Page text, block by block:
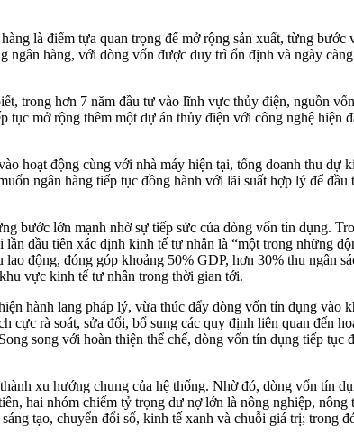
là điểm tựa quan trọng để mở rộng sản xuất, từng bước
hàng, với dòng vốn được duy trì ổn định và ngày
hơn 7 năm đầu tư vào lĩnh vực thủy điện, nguồn
tục mở rộng thêm một dự án thủy điện với công nghệ
hoạt động cùng với nhà máy hiện tại, tổng doanh thu dự
ngân hàng tiếp tục đồng hành với lãi suất hợp lý để đầu
bước lớn mạnh nhờ sự tiếp sức của dòng vốn tín dụng.
đầu tiên xác định kinh tế tư nhân là “một trong những
động, đóng góp khoảng 50% GDP, hơn 30% thu ngân
vực kinh tế tư nhân trong thời gian tới.
hành lang pháp lý, vừa thúc đẩy dòng vốn tín dụng vào
rà soát, sửa đổi, bổ sung các quy định liên quan đến
song với hoàn thiện thể chế, dòng vốn tín dụng tiếp tục
xu hướng chung của hệ thống. Nhờ đó, dòng vốn tín
hai nhóm chiếm tỷ trọng dư nợ lớn là nông nghiệp, nông
tạo, chuyển đổi số, kinh tế xanh và chuỗi giá trị; trong